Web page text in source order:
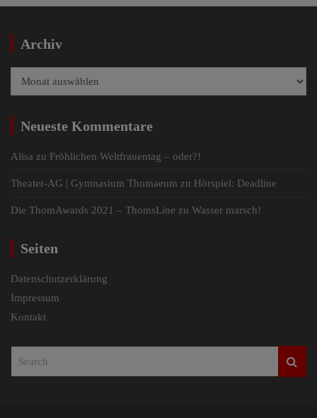
Archiv
Neueste Kommentare
Alisa zu Fröhlichen Weltfrauentag – oder?!
Theater-AG | Gymnasium Thomaeum zu Hörspiel: Deadline
Die ThomAwards 2021 – ThomsLine zu Wasser marsch!
Seiten
Datenschutzerklärung
Impressum
Kontakt